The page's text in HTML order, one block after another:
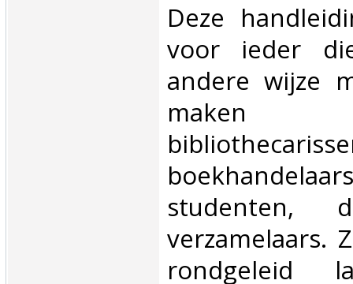
‎Deze
voor ieder
andere wijze
studenten,
verzamelaars.
rondgeleid